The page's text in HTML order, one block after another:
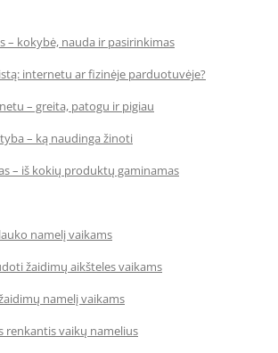
– kokybė, nauda ir pasirinkimas
internetu ar fizinėje parduotuvėje?
– greita, patogu ir pigiau
– ką naudinga žinoti
– iš kokių produktų gaminamas
namelį vaikams
žaidimų aikšteles vaikams
namelį vaikams
renkantis vaikų namelius